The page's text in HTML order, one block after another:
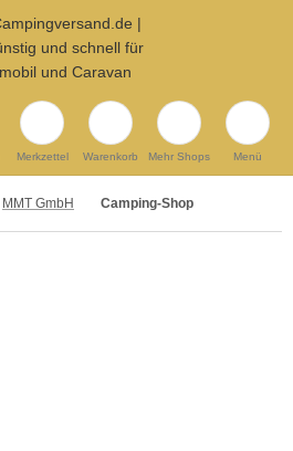
Merkzettel Warenkorb Mehr Shops Menü
MMT GmbH Camping-Shop